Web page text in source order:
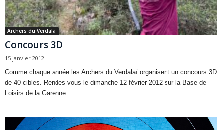
Archers du Verdalaï
Concours 3D
15 janvier 2012
Comme chaque année les Archers du Verdalaï organisent un concours 3D
de 40 cibles. Rendes-vous le dimanche 12 février 2012 sur la Base de
Loisirs de la Garenne.